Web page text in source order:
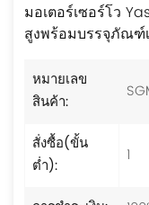
มอเตอร์เซอร์โว
สูงพร้อมบรรจุภัณฑ์
หมายเลข
สินค้า:
สั่งซื้อ(ขั้น
ต่ำ):
1